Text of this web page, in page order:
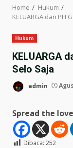
Home
Hukum
KELUARGA dan PH
Hukum
KELUARGA
Selo Saja
admin
Spread the love
Dibaca: 252